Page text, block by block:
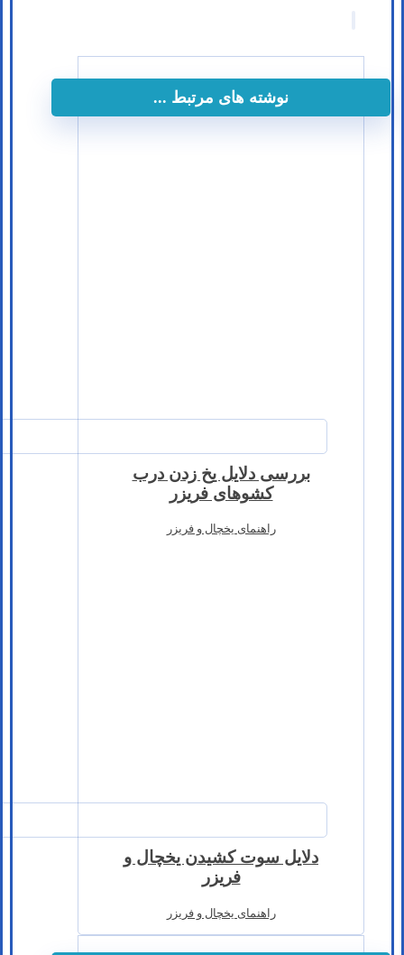
نوشته های مرتبط ...
بررسی دلایل یخ زدن درب
کشوهای فریزر
راهنمای یخچال و فریزر
دلایل سوت کشیدن یخچال و
فریزر
راهنمای یخچال و فریزر